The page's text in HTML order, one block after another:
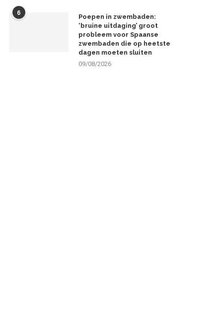
6
Poepen in zwembaden:
‘bruine uitdaging’ groot
probleem voor Spaanse
zwembaden die op heetste
dagen moeten sluiten
09/08/2026